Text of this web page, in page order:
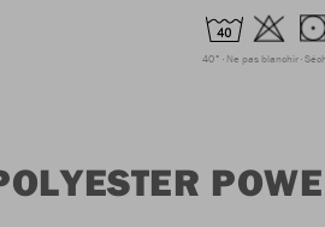
40° Ne pas blanchir